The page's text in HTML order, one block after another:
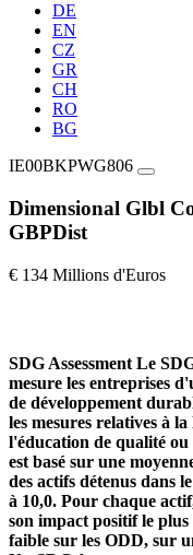
DE
EN
CZ
GR
CH
RO
BG
IE00BKPWG806
Dimensional Glbl
GBPDist
€ 134 Millions d'Euros
SDG Assessment Le
mesure les entreprises
de développement
les mesures relatives à
l'éducation de qualité ou
est basé sur une
des actifs détenus dans
à 10,0. Pour chaque
son impact positif le
faible sur les ODD, sur